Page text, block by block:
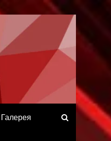
Галерея